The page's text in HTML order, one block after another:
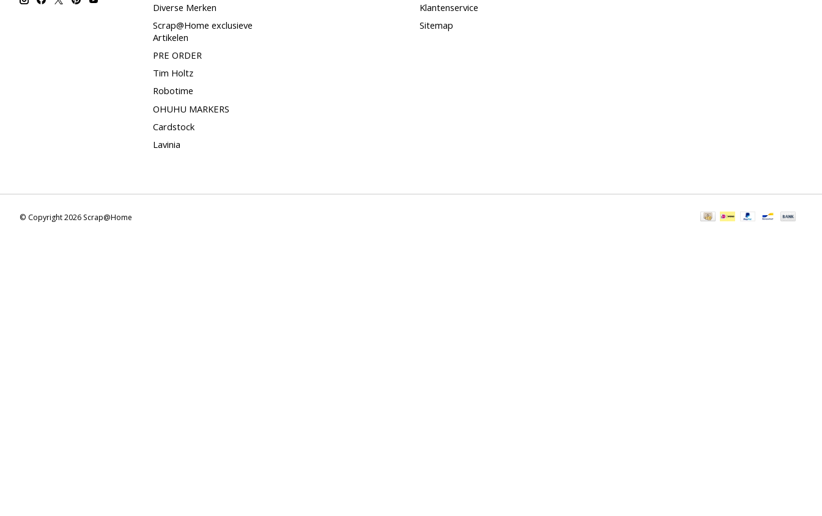
Diverse Merken
Scrap@Home exclusieve
Artikelen
PRE ORDER
Tim Holtz
Robotime
OHUHU MARKERS
Cardstock
Lavinia
Klantenservice
Sitemap
© Copyright 2026 Scrap@Home